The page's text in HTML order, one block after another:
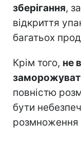
зберігання,
відкриття
багатьох
Крім того, не
повністю
бути
розмноження